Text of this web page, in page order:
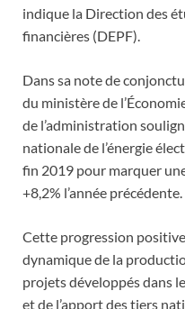
indique la Direction des
financières (DEPF).
Dans sa note de
du ministère de
de l’administration
nationale de l’énergie
fin 2019 pour marquer
+8,2% l’année précédente.
Cette progression
dynamique de la
projets développés dans
et de l’apport des tiers